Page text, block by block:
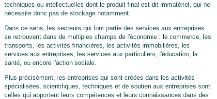
techniques ou intellectuelles dont le produit final est dit immatériel, qui ne
nécessite donc pas de stockage notamment.
Dans ce sens, les secteurs qui font partie des services aux entreprises
se retrouvent dans de multiples champs de l'économie : le commerce, les
transports, les activités financières, les activités immobilières, les
services aux entreprises, les services aux particuliers, l'éducation, la
santé, ou encore l'action sociale.
Plus précisément, les entreprises qui sont créées dans les activités
spécialisées, scientifiques, techniques et de soutien aux entreprises sont
celles qui apportent leurs compétences et leurs connaissances dans des